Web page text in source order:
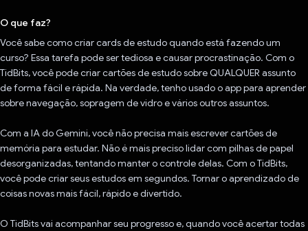
O que faz?
Você sabe como criar cards de estudo quando está fazendo um
curso? Essa tarefa pode ser tediosa e causar procrastinação. Com o
TidBits, você pode criar cartões de estudo sobre QUALQUER assunto
de forma fácil e rápida. Na verdade, tenho usado o app para aprender
sobre navegação, sopragem de vidro e vários outros assuntos.
Com a IA do Gemini, você não precisa mais escrever cartões de
memória para estudar. Não é mais preciso lidar com pilhas de papel
desorganizadas, tentando manter o controle delas. Com o TidBits,
você pode criar seus estudos em segundos. Tornar o aprendizado de
coisas novas mais fácil, rápido e divertido.
O TidBits vai acompanhar seu progresso e, quando você acertar todas